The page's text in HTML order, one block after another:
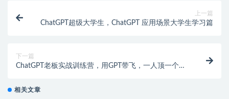
上一篇
ChatGPT超级大学生，ChatGPT 应用场景大学生学习篇
下一篇
ChatGPT老板实战训练营，用GPT带飞，一人顶一个团
相关文章